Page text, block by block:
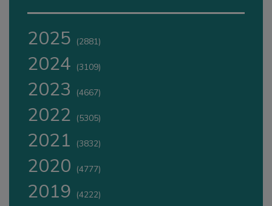
2025 (2881)
2024 (3109)
2023 (4667)
2022 (5305)
2021 (3832)
2020 (4777)
2019 (4222)